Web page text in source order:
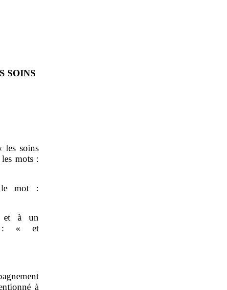
SOINS
les soins
mots :
le mot :
et à un
: « et
à